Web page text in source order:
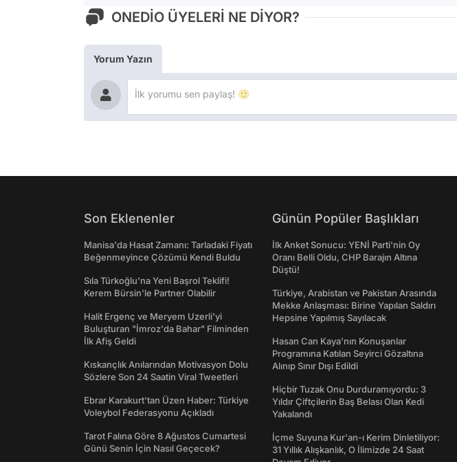
ONEDİO ÜYELERİ NE DİYOR?
Yorum Yazın
Son Eklenenler
Manisa'da Hasat Zamanı: Tarladaki Fiyatı
Beğenmeyince Çözümü Kendi Buldu
Sıla Türkoğlu'na Yeni Başrol Teklifi!
Kerem Bürsin'le Partner Olabilir
Halit Ergenç ve Meryem Uzerli'yi
Buluşturan "İmroz'da Bahar" Filminden
İlk Afiş Geldi
Kıskançlık Anılarından Motivasyon Dolu
Sözlere Son 24 Saatin Viral Tweetleri
Ebrar Karakurt'tan Üzen Haber: Türkiye
Voleybol Federasyonu Açıkladı
Tarot Falına Göre 8 Ağustos Cumartesi
Günü Senin İçin Nasıl Geçecek?
Günün Popüler Başlıkları
İlk Anket Sonucu: YENİ Parti'nin Oy
Oranı Belli Oldu, CHP Barajın Altına
Düştü!
Türkiye, Arabistan ve Pakistan Arasında
Mekke Anlaşması: Birine Yapılan Saldırı
Hepsine Yapılmış Sayılacak
Hasan Can Kaya’nın Konuşanlar
Programına Katılan Seyirci Gözaltına
Alınıp Sınır Dışı Edildi
Hiçbir Tuzak Onu Durduramıyordu: 3
Yıldır Çiftçilerin Baş Belası Olan Kedi
Yakalandı
İçme Suyuna Kur'an-ı Kerim Dinletiliyor:
31 Yıllık Alışkanlık, O İlimizde 24 Saat